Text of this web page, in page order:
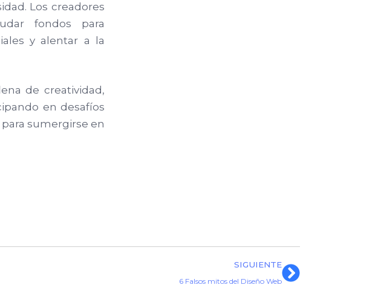
Los creadores
fondos para
y alentar a la
de creatividad,
en desafíos
sumergirse en
SIGUIENTE
6 Falsos mitos del Diseño Web